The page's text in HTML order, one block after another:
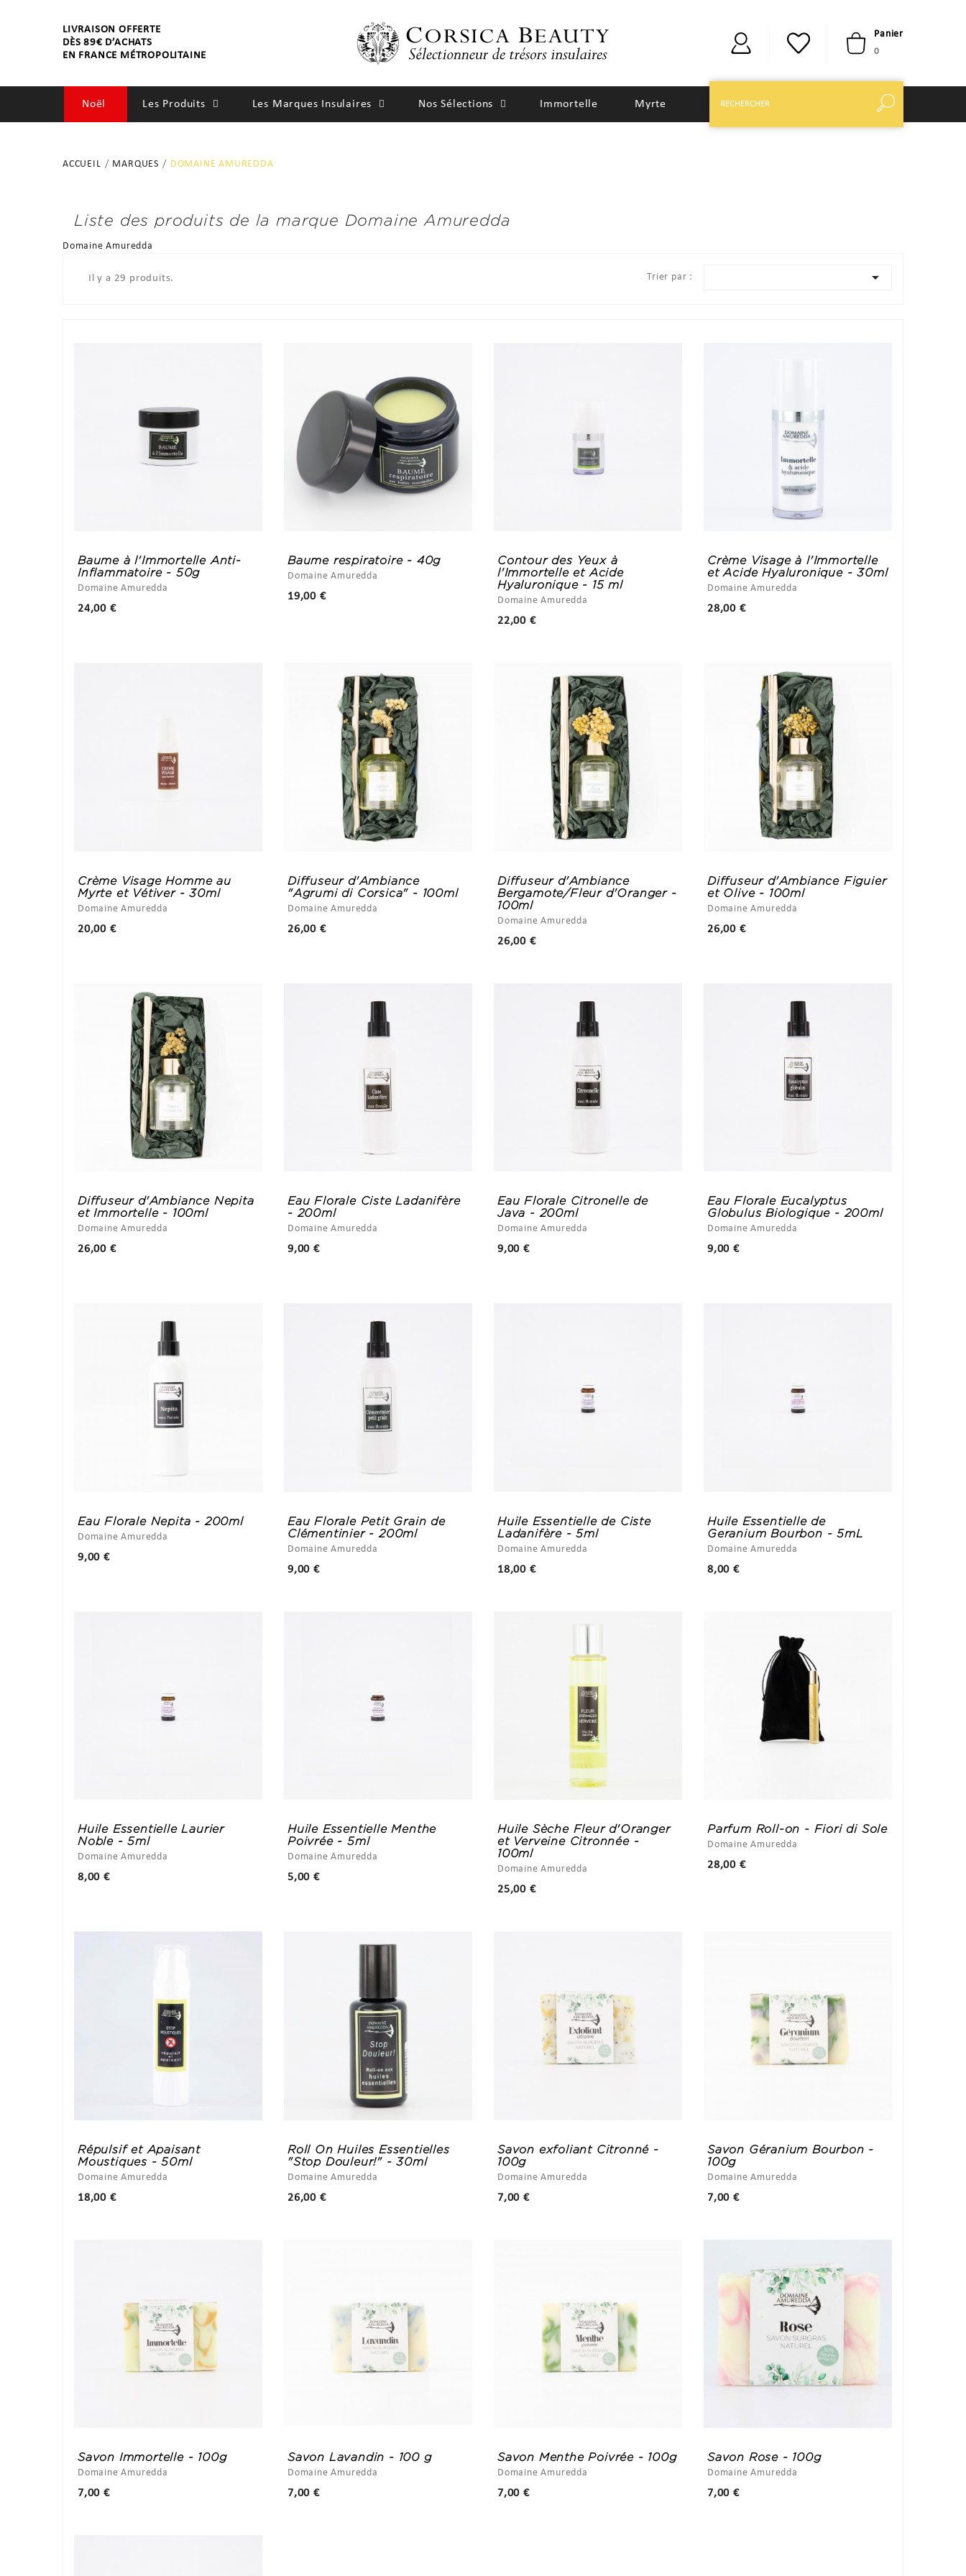
LIVRAISON OFFERTE
DÈS 89€ D’ACHATS
EN FRANCE MÉTROPOLITAINE
Panier
0
Noël Les Produits
BIEN-ÊTRE
ACCESSOIRES
DÉCORATIONS
Les Marques Insulaires Nos Sélections Immortelle Myrte
ACCUEIL MARQUES DOMAINE AMUREDDA
Liste des produits de la marque Domaine Amuredda
Domaine Amuredda
Il y a 29 produits. Trier par : 
Baume à l'Immortelle Anti-
Inflammatoire - 50g
Domaine Amuredda
24,00 €
Baume respiratoire - 40g
Domaine Amuredda
19,00 €
Contour des Yeux à
l'Immortelle et Acide
Hyaluronique - 15 ml
Domaine Amuredda
22,00 €
Crème Visage à l'Immortelle
et Acide Hyaluronique - 30ml
Domaine Amuredda
28,00 €
Crème Visage Homme au
Myrte et Vétiver - 30ml
Domaine Amuredda
20,00 €
Diffuseur d'Ambiance
"Agrumi di Corsica" - 100ml
Domaine Amuredda
26,00 €
Diffuseur d'Ambiance
Bergamote/Fleur d'Oranger -
100ml
Domaine Amuredda
26,00 €
Diffuseur d'Ambiance Figuier
et Olive - 100ml
Domaine Amuredda
26,00 €
Diffuseur d'Ambiance Nepita
et Immortelle - 100ml
Domaine Amuredda
26,00 €
Eau Florale Ciste Ladanifère
- 200ml
Domaine Amuredda
9,00 €
Eau Florale Citronelle de
Java - 200ml
Domaine Amuredda
9,00 €
Eau Florale Eucalyptus
Globulus Biologique - 200ml
Domaine Amuredda
9,00 €
Eau Florale Nepita - 200ml
Domaine Amuredda
9,00 €
Eau Florale Petit Grain de
Clémentinier - 200ml
Domaine Amuredda
9,00 €
Huile Essentielle de Ciste
Ladanifère - 5ml
Domaine Amuredda
18,00 €
Huile Essentielle de
Geranium Bourbon - 5mL
Domaine Amuredda
8,00 €
Huile Essentielle Laurier
Noble - 5ml
Domaine Amuredda
8,00 €
Huile Essentielle Menthe
Poivrée - 5ml
Domaine Amuredda
5,00 €
Huile Sèche Fleur d'Oranger
et Verveine Citronnée -
100ml
Domaine Amuredda
25,00 €
Parfum Roll-on - Fiori di Sole
Domaine Amuredda
28,00 €
Répulsif et Apaisant
Moustiques - 50ml
Domaine Amuredda
18,00 €
Roll On Huiles Essentielles
"Stop Douleur!" - 30ml
Domaine Amuredda
26,00 €
Savon exfoliant Citronné -
100g
Domaine Amuredda
7,00 €
Savon Géranium Bourbon -
100g
Domaine Amuredda
7,00 €
Savon Immortelle - 100g
Domaine Amuredda
7,00 €
Savon Lavandin - 100 g
Domaine Amuredda
7,00 €
Savon Menthe Poivrée - 100g
Domaine Amuredda
7,00 €
Savon Rose - 100g
Domaine Amuredda
7,00 €